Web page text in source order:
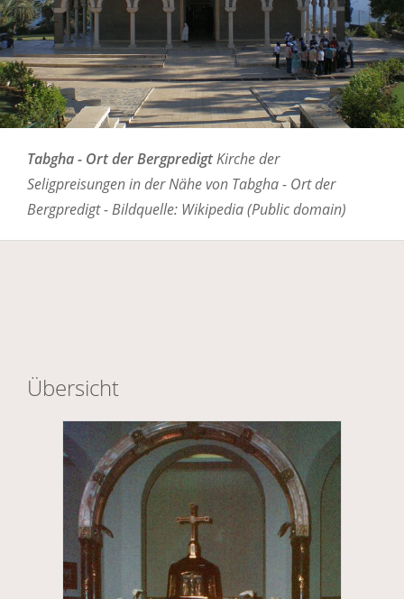
Tabgha - Ort der BergpredigtKirche der
Seligpreisungen in der Nähe von Tabgha - Ort der
Bergpredigt - Bildquelle: Wikipedia (Public domain)
Übersicht